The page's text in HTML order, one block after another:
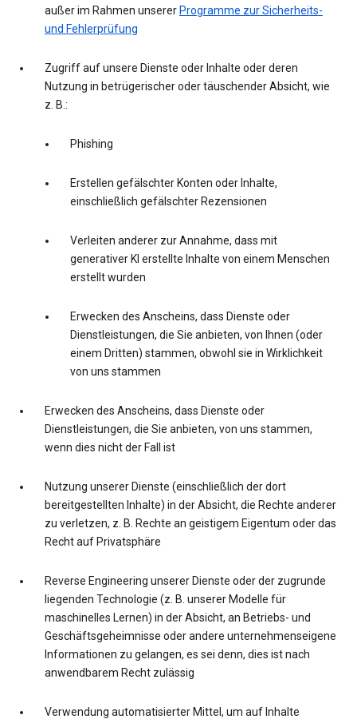
außer im Rahmen unserer Programme zur Sicherheits-
und Fehlerprüfung
Zugriff auf unsere Dienste oder Inhalte oder deren
Nutzung in betrügerischer oder täuschender Absicht, wie
z. B.:
Phishing
Erstellen gefälschter Konten oder Inhalte,
einschließlich gefälschter Rezensionen
Verleiten anderer zur Annahme, dass mit
generativer KI erstellte Inhalte von einem Menschen
erstellt wurden
Erwecken des Anscheins, dass Dienste oder
Dienstleistungen, die Sie anbieten, von Ihnen (oder
einem Dritten) stammen, obwohl sie in Wirklichkeit
von uns stammen
Erwecken des Anscheins, dass Dienste oder
Dienstleistungen, die Sie anbieten, von uns stammen,
wenn dies nicht der Fall ist
Nutzung unserer Dienste (einschließlich der dort
bereitgestellten Inhalte) in der Absicht, die Rechte anderer
zu verletzen, z. B. Rechte an geistigem Eigentum oder das
Recht auf Privatsphäre
Reverse Engineering unserer Dienste oder der zugrunde
liegenden Technologie (z. B. unserer Modelle für
maschinelles Lernen) in der Absicht, an Betriebs- und
Geschäftsgeheimnisse oder andere unternehmenseigene
Informationen zu gelangen, es sei denn, dies ist nach
anwendbarem Recht zulässig
Verwendung automatisierter Mittel, um auf Inhalte